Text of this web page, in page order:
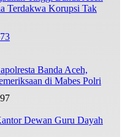
Terdakwa Korupsi Tak
Banda Aceh,
di Mabes Polri
Dewan Guru Dayah